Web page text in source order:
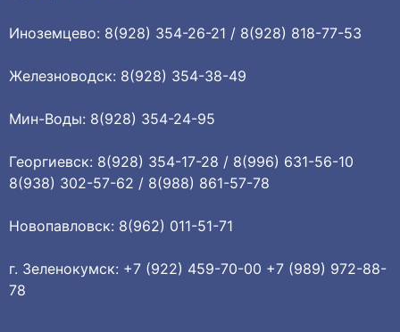
Иноземцево: 8(928) 354-26-21 / 8(928) 818-77-53
Железноводск: 8(928) 354-38-49
Мин-Воды: 8(928) 354-24-95
Георгиевск: 8(928) 354-17-28 / 8(996) 631-56-10
8(938) 302-57-62 / 8(988) 861-57-78
Новопавловск: 8(962) 011-51-71
г. Зеленокумск: +7 (922) 459-70-00 +7 (989) 972-88-
78